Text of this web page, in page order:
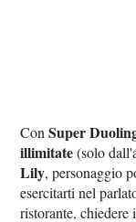
ConSuper
illimitate(solo
Lily, personaggio
esercitarti nel
ristorante,